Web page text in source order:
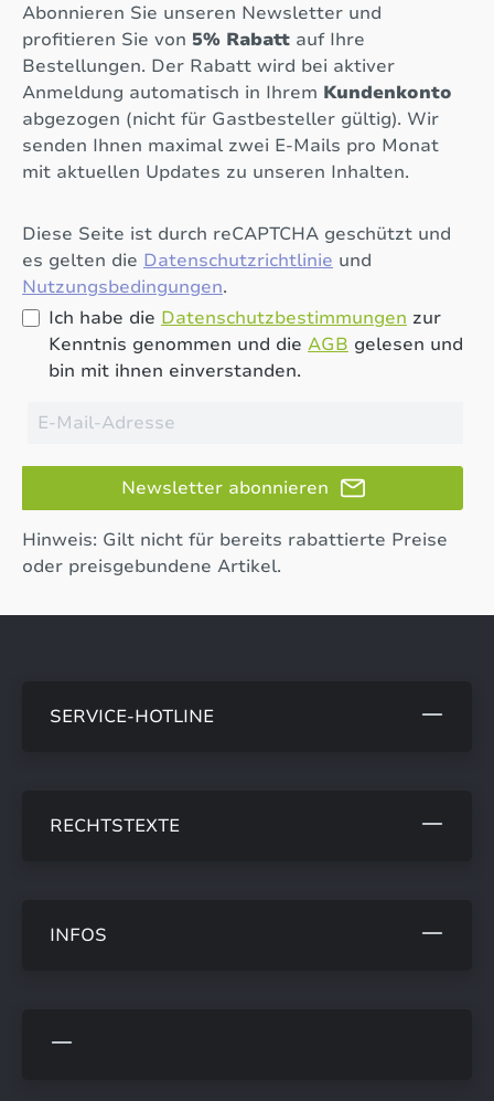
Abonnieren Sie unseren Newsletter und
profitieren Sie von 5% Rabatt auf Ihre
Bestellungen. Der Rabatt wird bei aktiver
Anmeldung automatisch in Ihrem Kundenkonto
abgezogen (nicht für Gastbesteller gültig). Wir
senden Ihnen maximal zwei E-Mails pro Monat
mit aktuellen Updates zu unseren Inhalten.
Diese Seite ist durch reCAPTCHA geschützt und
es gelten die Datenschutzrichtlinie und
Nutzungsbedingungen.
Ich habe die Datenschutzbestimmungen zur
Kenntnis genommen und die AGB gelesen und
bin mit ihnen einverstanden.
Newsletter abonnieren
Hinweis: Gilt nicht für bereits rabattierte Preise
oder preisgebundene Artikel.
SERVICE-HOTLINE
RECHTSTEXTE
INFOS